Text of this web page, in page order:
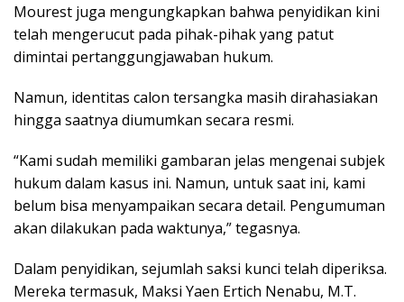
Mourest juga mengungkapkan bahwa penyidikan kini
telah mengerucut pada pihak-pihak yang patut
dimintai pertanggungjawaban hukum.
Namun, identitas calon tersangka masih dirahasiakan
hingga saatnya diumumkan secara resmi.
“Kami sudah memiliki gambaran jelas mengenai subjek
hukum dalam kasus ini. Namun, untuk saat ini, kami
belum bisa menyampaikan secara detail. Pengumuman
akan dilakukan pada waktunya,” tegasnya.
Dalam penyidikan, sejumlah saksi kunci telah diperiksa.
Mereka termasuk, Maksi Yaen Ertich Nenabu, M.T.